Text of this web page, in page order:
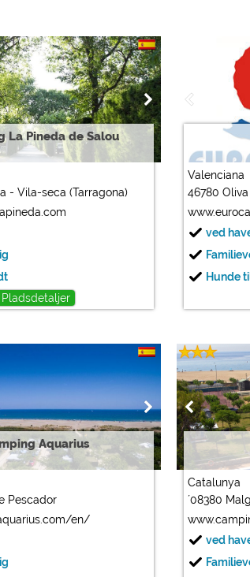
La Pineda de Salou
- Vila-seca (Tarragona)
Pladsdetaljer
Valenciana
46780 Oliva
ved
Hunde
Aquarius
Pescador
en/
Catalunya
´08380
ved